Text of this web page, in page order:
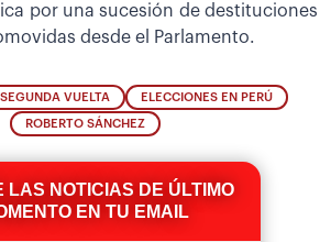
por una sucesión de destituciones
desde el Parlamento.
SEGUNDA VUELTA ELECCIONES EN PERÚ
ROBERTO SÁNCHEZ
LAS NOTICIAS DE ÚLTIMO
EN TU EMAIL